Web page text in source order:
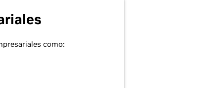
como: